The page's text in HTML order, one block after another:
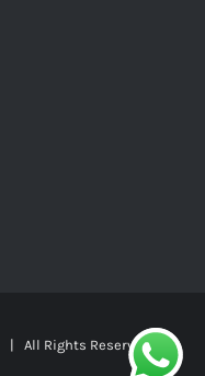
| All Rights Reserved